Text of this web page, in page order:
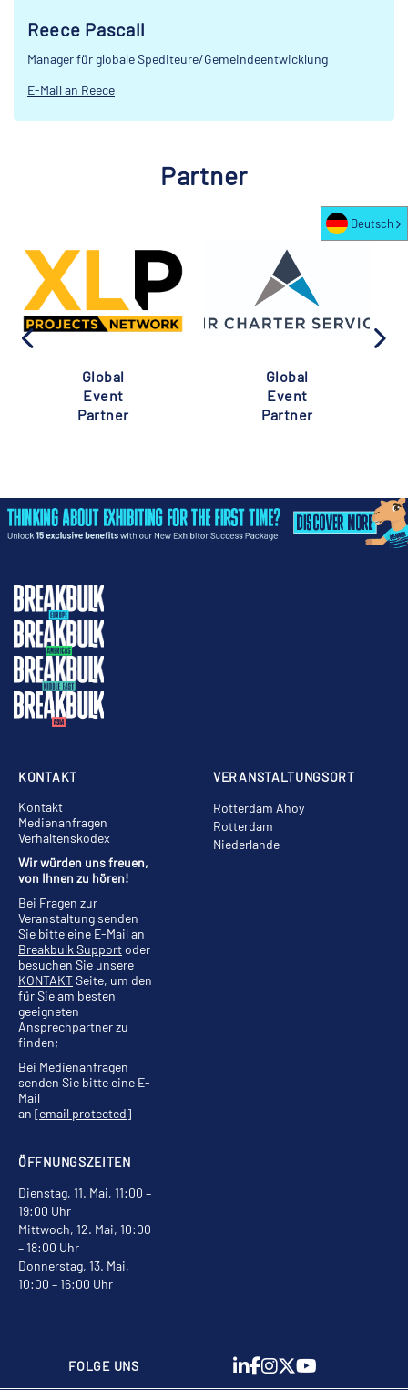
Reece Pascall
Manager für globale Spediteure/Gemeindeentwicklung
E-Mail an Reece
Partner
Global
Event
Partner
Global
Event
Partner
VERANSTALTUNGSORT
Rotterdam Ahoy
Rotterdam
Niederlande
ÖFFNUNGSZEITEN
Dienstag, 11. Mai, 11:00 –
19:00 Uhr
Mittwoch, 12. Mai, 10:00
– 18:00 Uhr
Donnerstag, 13. Mai,
10:00 – 16:00 Uhr
KONTAKT
Kontakt
Medienanfragen
Verhaltenskodex
Wir würden uns freuen,
von Ihnen zu hören!
Bei Fragen zur
Veranstaltung senden
Sie bitte eine E-Mail an
Breakbulk Supportoder
besuchen Sie unsere
KONTAKTSeite, um den
für Sie am besten
geeigneten
Ansprechpartner zu
finden;
Bei Medienanfragen
senden Sie bitte eine E-
Mail
an [email protected]
FOLGE UNS
Deutsch